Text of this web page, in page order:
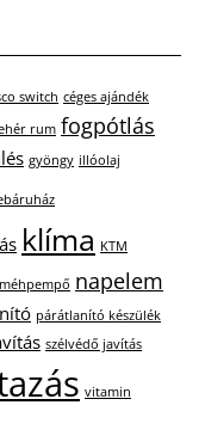
switch céges ajándék
rum fogpótlás
gyöngy illóolaj
klíma KTM
méhpempő napelem
párátlanító készülék
szélvédő javítás
vitamin